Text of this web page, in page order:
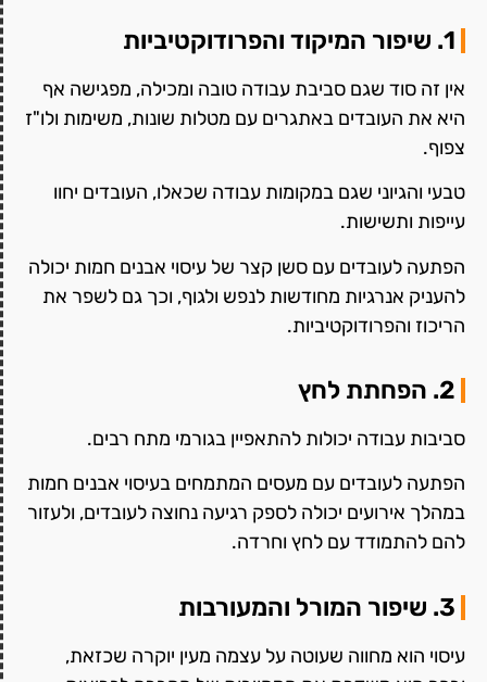
1. שיפור המיקוד והפרודוקטיביות
אין זה סוד שגם סביבת עבודה טובה ומכילה, מפגישה אף
היא את העובדים באתגרים עם מטלות שונות, משימות ולו"ז
צפוף.
טבעי והגיוני שגם במקומות עבודה שכאלו, העובדים יחוו
עייפות ותשישות.
הפתעה לעובדים עם סשן קצר של עיסוי אבנים חמות יכולה
להעניק אנרגיות מחודשות לנפש ולגוף, וכך גם לשפר את
הריכוז והפרודוקטיביות.
2. הפחתת לחץ
סביבות עבודה יכולות להתאפיין בגורמי מתח רבים.
הפתעה לעובדים עם מעסים המתמחים בעיסוי אבנים חמות
במהלך אירועים יכולה לספק רגיעה נחוצה לעובדים, ולעזור
להם להתמודד עם לחץ וחרדה.
3. שיפור המורל והמעורבות
עיסוי הוא מחווה שעוטה על עצמה מעין יוקרה שכזאת,